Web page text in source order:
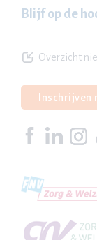
Blijf op de
Overzicht
Inschrijven